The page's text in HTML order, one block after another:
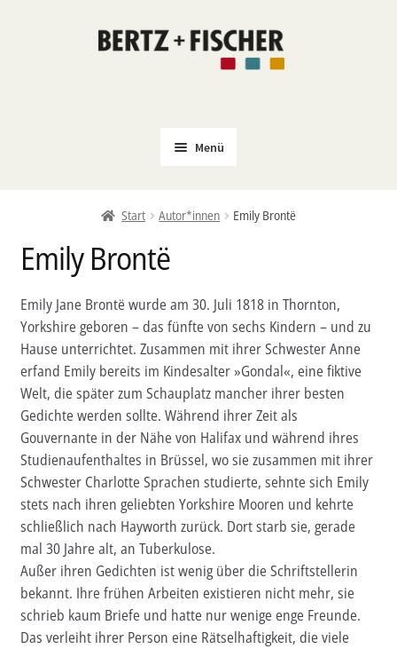
Zur
Zum
Menü
Coming Soon
Politik
PROKLA
Open Access
Untermenü
öffnen
Film & Kultur
Untermenü
öffnen
Autor*innen
Aktuelles
Verlag
Handel
Service
öffnen
Newsletter
Start Autor*innen Emily Brontë
Emily Brontë
Emily Jane Brontë wurde am 30. Juli 1818 in Thornton,
Yorkshire geboren – das fünfte von sechs Kindern – und zu
Hause unterrichtet. Zusammen mit ihrer Schwester Anne
erfand Emily bereits im Kindesalter »Gondal«, eine fiktive
Welt, die später zum Schauplatz mancher ihrer besten
Gedichte werden sollte. Während ihrer Zeit als
Gouvernante in der Nähe von Halifax und während ihres
Studienaufenthaltes in Brüssel, wo sie zusammen mit ihrer
Schwester Charlotte Sprachen studierte, sehnte sich Emily
stets nach ihren geliebten Yorkshire Mooren und kehrte
schließlich nach Hayworth zurück. Dort starb sie, gerade
mal 30 Jahre alt, an Tuberkulose.
Außer ihren Gedichten ist wenig über die Schriftstellerin
bekannt. Ihre frühen Arbeiten existieren nicht mehr, sie
schrieb kaum Briefe und hatte nur wenige enge Freunde.
Das verleiht ihrer Person eine Rätselhaftigkeit, die viele